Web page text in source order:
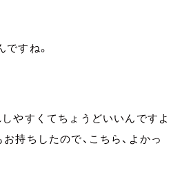
すね。
やすくてちょうどいいんですよ
持ちしたので、こちら、よかっ